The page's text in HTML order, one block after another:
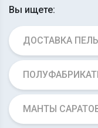
Вы ищете:
ДОСТАВКА
МАНТЫ